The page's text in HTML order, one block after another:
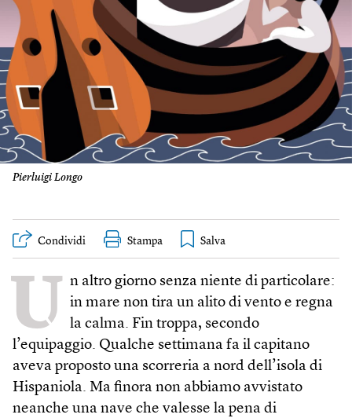
Pierluigi Longo
Condividi Stampa
U n altro giorno senza niente di particolare:
in mare non tira un alito di vento e regna
la calma. Fin troppa, secondo
l’equipaggio. Qualche settimana fa il capitano
aveva proposto una scorreria a nord dell’isola di
Hispaniola. Ma finora non abbiamo avvistato
neanche una nave che valesse la pena di